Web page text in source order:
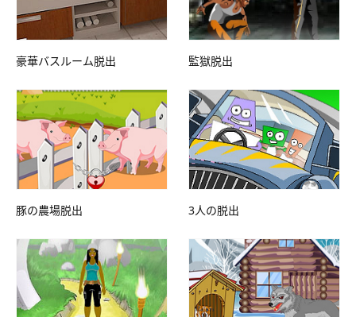
豪華バスルーム脱出 監獄脱出
豚の農場脱出 3人の脱出